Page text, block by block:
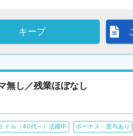
キープ
無し／残業ほぼなし
ミドル（40代～）活躍中 ボーナス・賞与あり